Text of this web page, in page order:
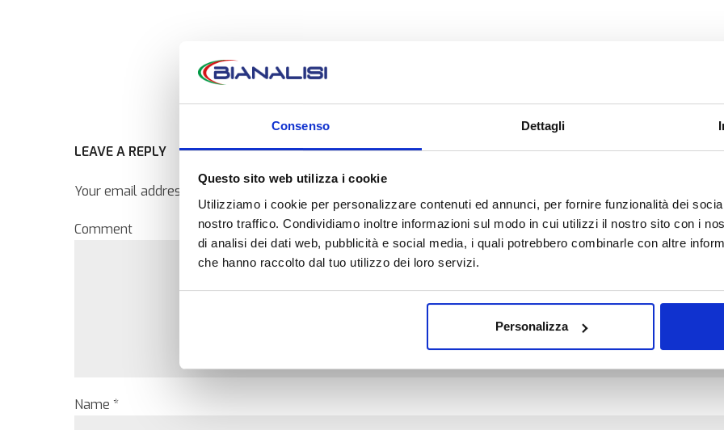
Consenso Dettagli
Questo sito web utilizza i cookie
Utilizziamo i cookie per personalizzare contenuti ed annunci, per fornire funzionalità dei
nostro traffico. Condividiamo inoltre informazioni sul modo in cui utilizzi il nostro sito con i
di analisi dei dati web, pubblicità e social media, i quali potrebbero combinarle con altre
che hanno raccolto dal tuo utilizzo dei loro servizi.
Personalizza
LEAVE A REPLY
Your email address will not be published. Required fields are marked *
Comment
Name *